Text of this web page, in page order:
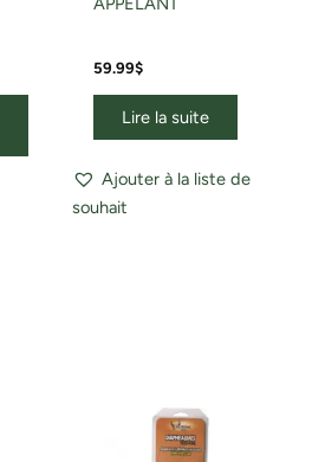
59.99$
Lire la suite
Ajouter à la liste de
souhait